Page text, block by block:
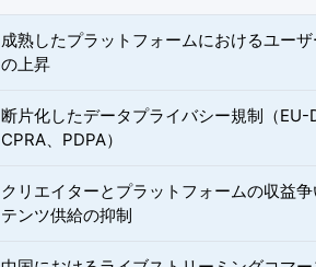
成熟したプラットフォームにおけるユーザ
の上昇
断片化したデータプライバシー規制（EU-
CPRA、PDPA）
クリエイターとプラットフォームの収益
テンツ供給の抑制